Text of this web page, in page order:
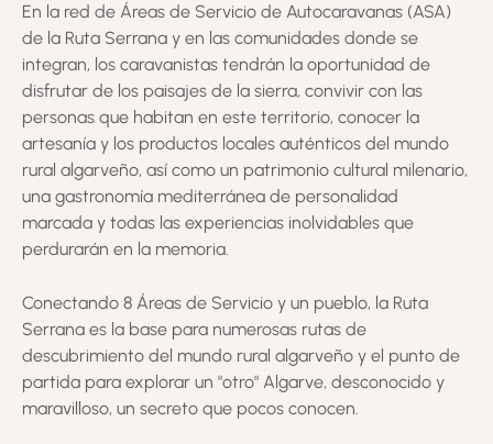
En la red de Áreas de Servicio de Autocaravanas (ASA)
de la Ruta Serrana y en las comunidades donde se
integran, los caravanistas tendrán la oportunidad de
disfrutar de los paisajes de la sierra, convivir con las
personas que habitan en este territorio, conocer la
artesanía y los productos locales auténticos del mundo
rural algarveño, así como un patrimonio cultural milenario,
una gastronomía mediterránea de personalidad
marcada y todas las experiencias inolvidables que
perdurarán en la memoria.
Conectando 8 Áreas de Servicio y un pueblo, la Ruta
Serrana es la base para numerosas rutas de
descubrimiento del mundo rural algarveño y el punto de
partida para explorar un "otro" Algarve, desconocido y
maravilloso, un secreto que pocos conocen.